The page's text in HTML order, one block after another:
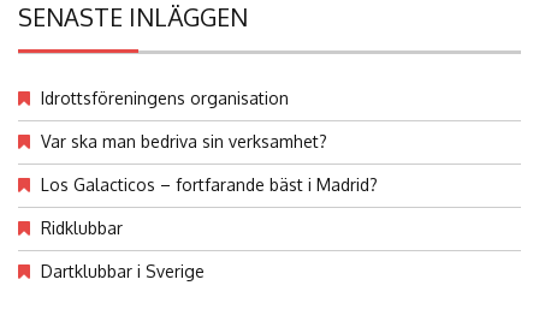
SENASTE INLÄGGEN
Idrottsföreningens organisation
Var ska man bedriva sin verksamhet?
Los Galacticos – fortfarande bäst i Madrid?
Ridklubbar
Dartklubbar i Sverige